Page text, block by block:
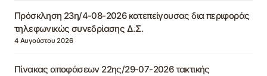
Πρόσκληση 23η/4-08-2026 κατεπείγουσας δια περιφοράς
τηλεφωνικώς συνεδρίασης Δ.Σ.
4 Αυγούστου 2026
Πίνακας αποφάσεων 22ης/29-07-2026 τακτικής